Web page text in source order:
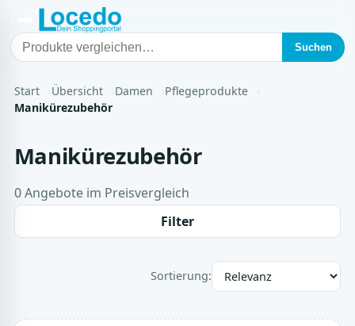
Suchen
Start Übersicht Damen
Pflegeprodukte
Manikürezubehör
Manikürezubehör
0 Angebote im Preisvergleich
Filter
Sortierung: